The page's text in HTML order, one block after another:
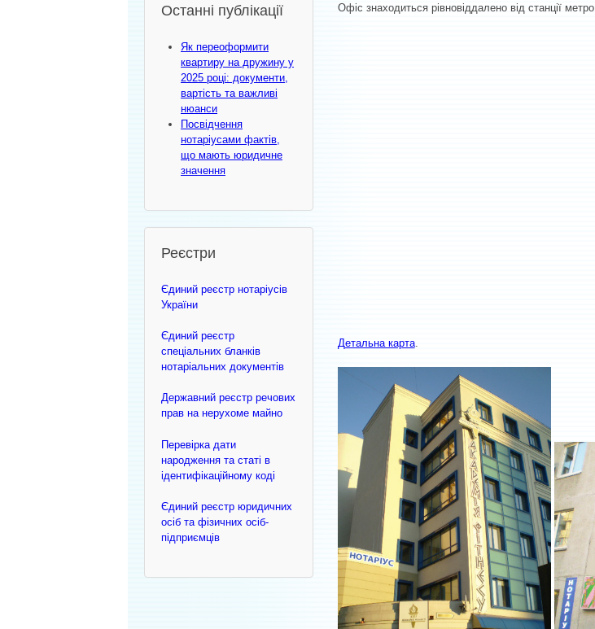
Останні публікації
Як переоформити
квартиру на дружину у
2025 році: документи,
вартість та важливі
нюанси
Посвідчення
нотаріусами фактів,
що мають юридичне
значення
Реєстри
Єдиний реєстр нотаріусів
України
Єдиний реєстр
спеціальних бланків
нотаріальних документів
Державний реєстр речових
прав на нерухоме майно
Перевірка дати
народження та статі в
ідентифікаційному коді
Єдиний реєстр юридичних
осіб та фізичних осіб-
підприємців
Офіс знаходиться рівновіддалено від станції метро
Детальна карта.